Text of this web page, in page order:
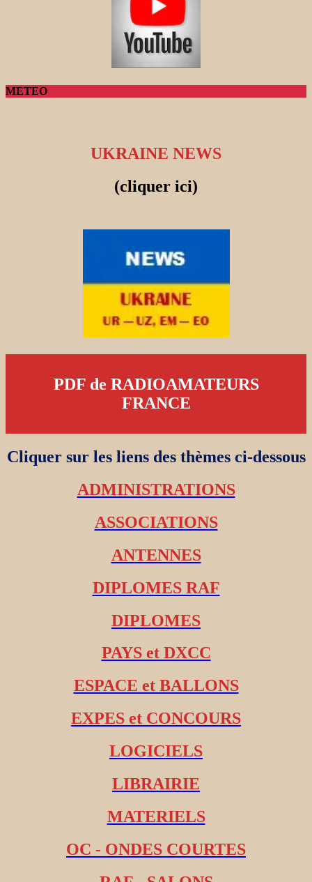
METEO
UKRAINE NEWS
(cliquer ici)
PDF de RADIOAMATEURS
FRANCE
Cliquer sur les liens des thèmes ci-dessous
ADMINISTRATIONS
ASSOCIATIONS
ANTENNES
DIPLOMES RAF
DIPLOMES
PAYS et DXCC
ESPACE et BALLONS
EXPES et CONCOURS
LOGICIELS
LIBRAIRIE
MATERIELS
OC - ONDES COURTES